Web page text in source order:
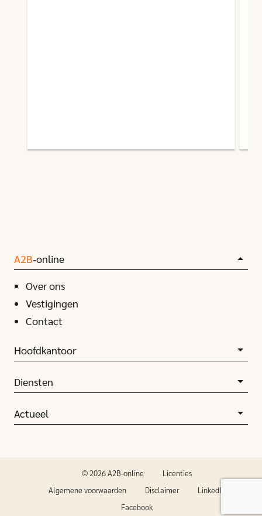
A2B-online
Over ons
Vestigingen
Contact
Hoofdkantoor
Diensten
Actueel
© 2026 A2B-online
Licenties
Algemene voorwaarden
Disclaimer
LinkedIn
Facebook